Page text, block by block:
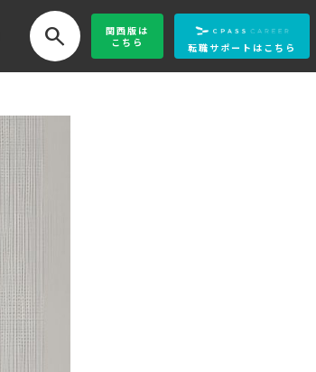
search 関西版 は
こちら
転職サポートはこちら